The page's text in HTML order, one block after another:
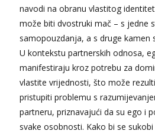
Obavijesti me kada
Maja
Čekam tvoj poziv!
Tel:064/677-677- Kod: #04
tel:0,93€ - mob:1,12€ min
Čekam tvoj poziv!
064/677-677
- Kod: #119
tel:0,93€ - mob:1,12€ min
navodi na obranu vlastitog
može biti dvostruki mač – s jedne
samopouzdanja, a s druge kamen
U kontekstu partnerskih odnosa,
manifestiraju kroz potrebu za
vlastite vrijednosti, što može
pristupiti problemu s
partneru, priznavajući da su ego i
svake osobnosti. Kako bi se